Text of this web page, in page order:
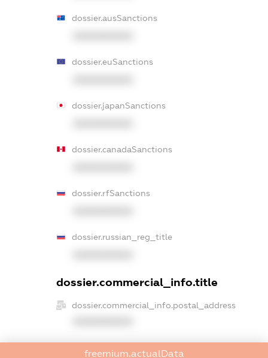
dossier.ausSanctions
dossier.euSanctions
dossier.japanSanctions
dossier.canadaSanctions
dossier.rfSanctions
dossier.russian_reg_title
dossier.commercial_info.title
dossier.commercial_info.postal_address
freemium.actualData